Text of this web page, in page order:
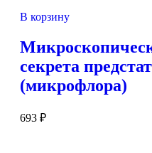
В корзину
секрета
(микрофлора)
693 ₽